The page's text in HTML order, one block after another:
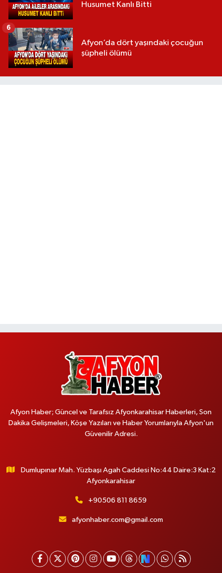
Husumet Kanlı Bitti
Afyon’da dört yaşındaki çocuğun
şüpheli ölümü
6
Afyon Haber; Güncel ve Tarafsız Afyonkarahisar Haberleri, Son
Dakika Gelişmeleri, Köşe Yazıları ve Haber Yorumlarıyla Afyon'un
Güvenilir Adresi.
Dumlupınar Mah. Yüzbaşı Agah Caddesi No:44 Daire:3 Kat:2
Afyonkarahisar
+90506 811 8659
afyonhaber.com@gmail.com